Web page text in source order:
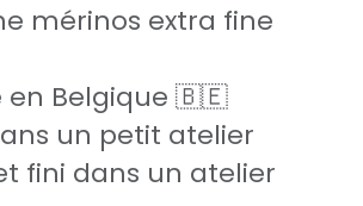
mérinos extra fine
en Belgique 🇧🇪
un petit atelier
fini dans un atelier